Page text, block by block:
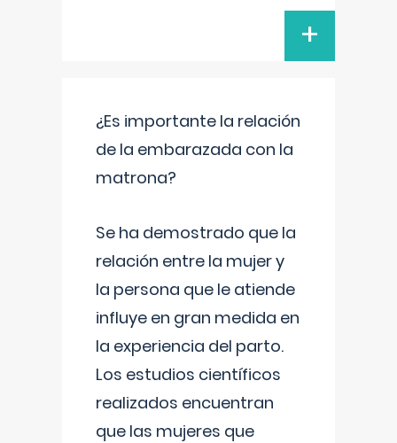
+
¿Es importante la relación
de la embarazada con la
matrona?
Se ha demostrado que la
relación entre la mujer y
la persona que le atiende
influye en gran medida en
la experiencia del parto.
Los estudios científicos
realizados encuentran
que las mujeres que